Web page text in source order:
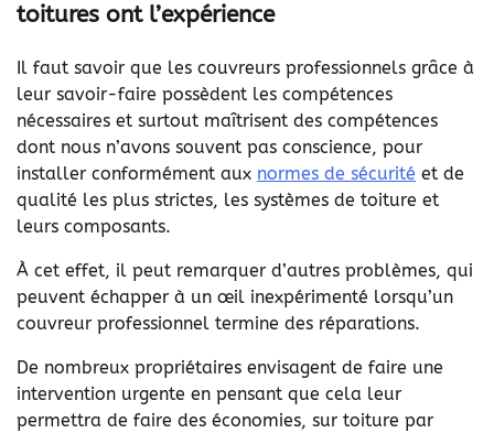
toitures ont l’expérience
Il faut savoir que les couvreurs professionnels grâce à
leur savoir-faire possèdent les compétences
nécessaires et surtout maîtrisent des compétences
dont nous n’avons souvent pas conscience, pour
installer conformément aux normes de sécurité et de
qualité les plus strictes, les systèmes de toiture et
leurs composants.
À cet effet, il peut remarquer d’autres problèmes, qui
peuvent échapper à un œil inexpérimenté lorsqu’un
couvreur professionnel termine des réparations.
De nombreux propriétaires envisagent de faire une
intervention urgente en pensant que cela leur
permettra de faire des économies, sur toiture par